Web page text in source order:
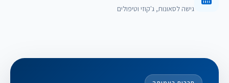
גישה לסאונות, ג'קוזי וטיפולים